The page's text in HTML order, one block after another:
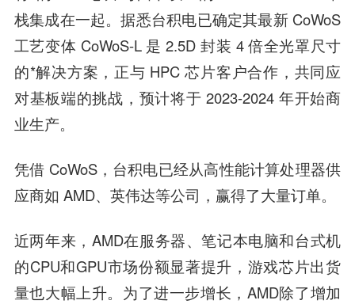
栈集成在一起。据悉台积电已确定其最新 CoWoS
工艺变体 CoWoS-L 是 2.5D 封装 4 倍全光罩尺寸
的*解决方案，正与 HPC 芯片客户合作，共同应
对基板端的挑战，预计将于 2023-2024 年开始商
业生产。
凭借 CoWoS，台积电已经从高性能计算处理器供
应商如 AMD、英伟达等公司，赢得了大量订单。
近两年来，AMD在服务器、笔记本电脑和台式机
的CPU和GPU市场份额显著提升，游戏芯片出货
量也大幅上升。为了进一步增长，AMD除了增加